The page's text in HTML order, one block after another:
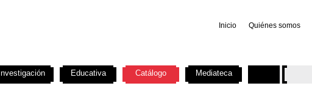
Inicio Quiénes somos
Investigación Educativa Catálogo Mediateca